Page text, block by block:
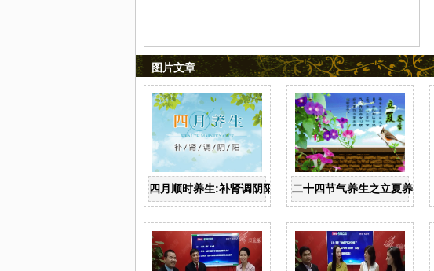
图片文章
四月顺时养生:补肾调阴阳 二十四节气养生之立夏养生